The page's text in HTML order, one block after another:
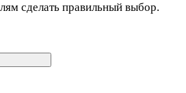
сделать правильный выбор.